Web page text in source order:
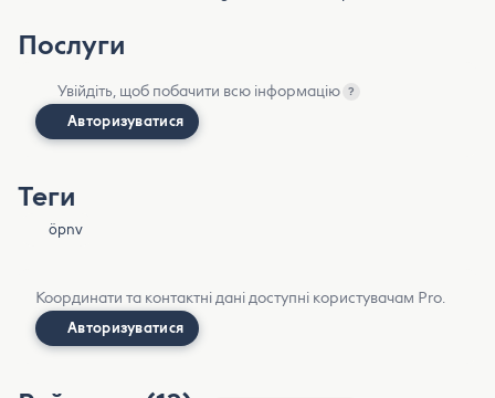
Послуги
Увійдіть, щоб побачити всю інформацію ?
Авторизуватися
Теги
öpnv
Координати та контактні дані доступні користувачам Pro.
Авторизуватися